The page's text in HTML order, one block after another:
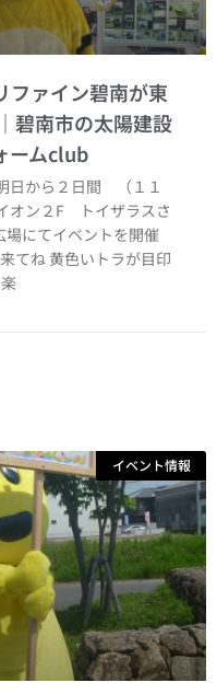
ファイン碧南が東
日から２日間 （１１
オン２F トイザラスさ
にてイベントを開催
てね 黄色いトラが目印
イベント情報